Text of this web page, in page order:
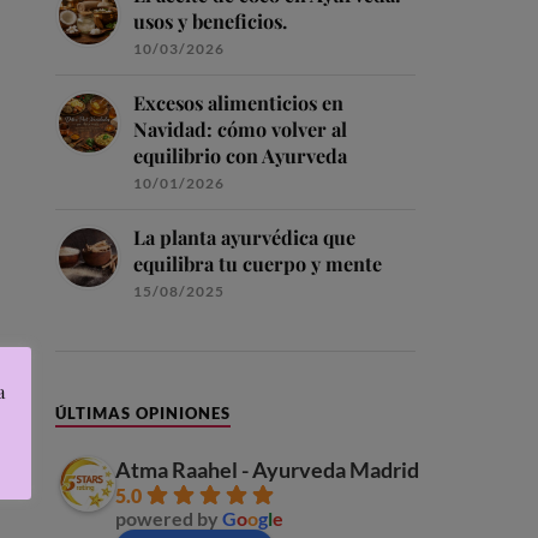
usos y beneficios.
10/03/2026
Excesos alimenticios en
Navidad: cómo volver al
equilibrio con Ayurveda
10/01/2026
La planta ayurvédica que
equilibra tu cuerpo y mente
15/08/2025
ÚLTIMAS OPINIONES
Atma Raahel - Ayurveda Madrid
5.0
powered byGoogle